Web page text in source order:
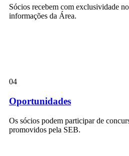
Sócios recebem com exclusividade
informações da Área.
04
Oportunidades
Os sócios podem participar de
promovidos pela SEB.